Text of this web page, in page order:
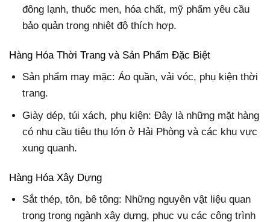
đông lạnh, thuốc men, hóa chất, mỹ phẩm yêu cầu
bảo quản trong nhiệt độ thích hợp.
Hàng Hóa Thời Trang và Sản Phẩm Đặc Biệt
Sản phẩm may mặc: Áo quần, vải vóc, phụ kiện thời
trang.
Giày dép, túi xách, phụ kiện: Đây là những mặt hàng
có nhu cầu tiêu thụ lớn ở Hải Phòng và các khu vực
xung quanh.
Hàng Hóa Xây Dựng
Sắt thép, tôn, bê tông: Những nguyên vật liệu quan
trọng trong ngành xây dựng, phục vụ các công trình